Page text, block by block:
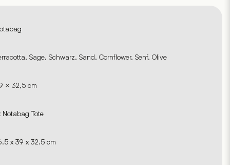
Sage, Schwarz, Sand, Cornflower, Senf, Olive
× 32,5 cm
Notabag Tote
x 39 x 32.5 cm